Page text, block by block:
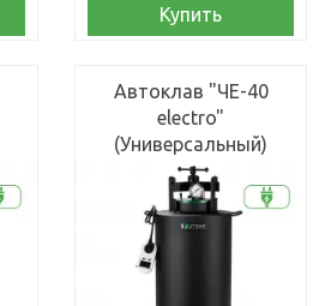
Купить
Автоклав "ЧЕ-40
electro"
(Универсальный)